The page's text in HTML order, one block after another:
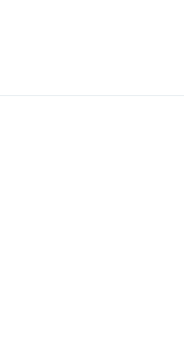
thiệu các đại
sức mạnh của